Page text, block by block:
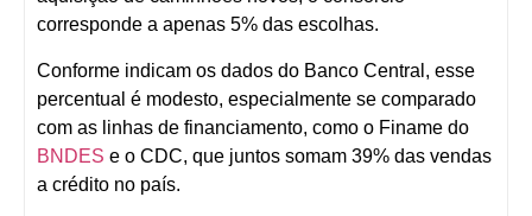
corresponde a apenas 5% das escolhas.
Conforme indicam os dados do Banco Central, esse
percentual é modesto, especialmente se comparado
com as linhas de financiamento, como o Finame do
BNDES e o CDC, que juntos somam 39% das vendas
a crédito no país.